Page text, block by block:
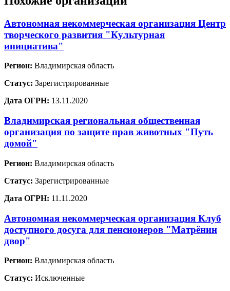
Автономная некоммерческая организация Центр
творческого развития "Культурная
инициатива"
Регион: Владимирская область
Статус: Зарегистрированные
Дата ОГРН: 13.11.2020
Владимирская региональная общественная
организация по защите прав животных "Путь
домой"
Регион: Владимирская область
Статус: Зарегистрированные
Дата ОГРН: 11.11.2020
Автономная некоммерческая организация Клуб
доступного досуга для пенсионеров "Матрёнин
двор"
Регион: Владимирская область
Статус: Исключенные